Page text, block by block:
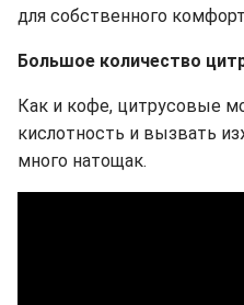
для собственного
Большое количество
Как и кофе, цитрусовые
кислотность и вызвать
много натощак.